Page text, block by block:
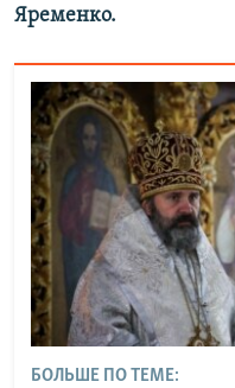
Яременко.
БОЛЬШЕ ПО ТЕМЕ: